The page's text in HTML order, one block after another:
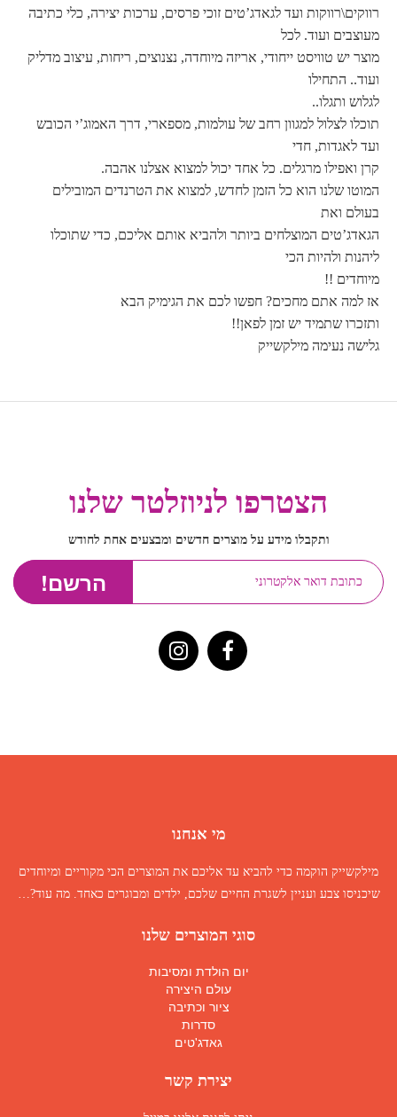
רווקים\רווקות ועד לגאדג’טים זוכי פרסים, ערכות יצירה, כלי כתיבה
מעוצבים ועוד. לכל
מוצר יש טוויסט ייחודי, אריזה מיוחדה, נצנוצים, ריחות, עיצוב מדליק
ועוד.. התחילו
לגלוש ותגלו..
תוכלו לצלול למגוון רחב של עולמות, מספארי, דרך האמוג’י הכובש
ועד לאגדות, חדי
קרן ואפילו מרגלים. כל אחד יכול למצוא אצלנו אהבה.
המוטו שלנו הוא כל הזמן לחדש, למצוא את הטרנדים המובילים
בעולם ואת
הגאדג’טים המוצלחים ביותר ולהביא אותם אליכם, כדי שתוכלו
ליהנות ולהיות הכי
מיוחדים !!
אז למה אתם מחכים? חפשו לכם את הגימיק הבא
ותזכרו שתמיד יש זמן לפאן!!
גלישה נעימה מילקשייק
הצטרפו לניוזלטר שלנו
ותקבלו מידע על מוצרים חדשים ומבצעים אחת לחודש
מי אנחנו
מילקשייק הוקמה כדי להביא עד אליכם את המוצרים הכי מקוריים ומיוחדים
שיכניסו צבע ועניין לשגרת החיים שלכם, ילדים ומבוגרים כאחד.מה עוד?…
סוגי המוצרים שלנו
יום הולדת ומסיבות
עולם היצירה
ציור וכתיבה
סדרות
גאדג'טים
יצירת קשר